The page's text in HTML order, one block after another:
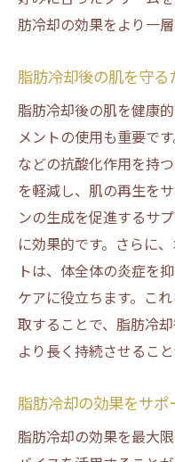
肪冷却の効果をより一
脂肪冷却後の肌を守
脂肪冷却後の肌を健康
メントの使用も重要で
などの抗酸化作用を持
を軽減し、肌の再生を
ンの生成を促進するサ
に効果的です。さらに
トは、体全体の炎症を
ケアに役立ちます。こ
取することで、脂肪冷
より長く持続させること
脂肪冷却の効果をサ
脂肪冷却の効果を最大